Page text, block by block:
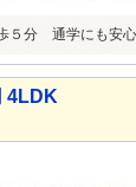
５分 通学にも安
4LDK